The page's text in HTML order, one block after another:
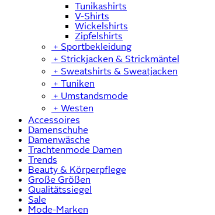
Tunikashirts
V-Shirts
Wickelshirts
Zipfelshirts
﹢ Sportbekleidung
﹢ Strickjacken & Strickmäntel
﹢ Sweatshirts & Sweatjacken
﹢ Tuniken
﹢ Umstandsmode
﹢ Westen
Accessoires
Damenschuhe
Damenwäsche
Trachtenmode Damen
Trends
Beauty & Körperpflege
Große Größen
Qualitätssiegel
Sale
Mode-Marken